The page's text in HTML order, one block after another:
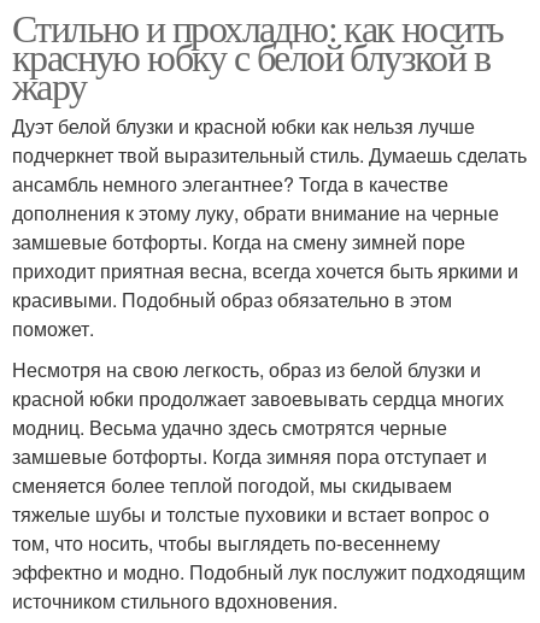
Стильно и прохладно: как носить
красную юбку с белой блузкой в
жару
Дуэт белой блузки и красной юбки как нельзя лучше
подчеркнет твой выразительный стиль. Думаешь сделать
ансамбль немного элегантнее? Тогда в качестве
дополнения к этому луку, обрати внимание на черные
замшевые ботфорты. Когда на смену зимней поре
приходит приятная весна, всегда хочется быть яркими и
красивыми. Подобный образ обязательно в этом
поможет.
Несмотря на свою легкость, образ из белой блузки и
красной юбки продолжает завоевывать сердца многих
модниц. Весьма удачно здесь смотрятся черные
замшевые ботфорты. Когда зимняя пора отступает и
сменяется более теплой погодой, мы скидываем
тяжелые шубы и толстые пуховики и встает вопрос о
том, что носить, чтобы выглядеть по-весеннему
эффектно и модно. Подобный лук послужит подходящим
источником стильного вдохновения.